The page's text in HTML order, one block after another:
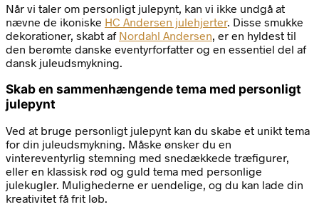
Når vi taler om personligt julepynt, kan vi ikke undgå at
nævne de ikoniske HC Andersen julehjerter. Disse smukke
dekorationer, skabt af Nordahl Andersen , er en hyldest til
den berømte danske eventyrforfatter og en essentiel del af
dansk juleudsmykning.
Skab en sammenhængende tema med personligt
julepynt
Ved at bruge personligt julepynt kan du skabe et unikt tema
for din juleudsmykning. Måske ønsker du en
vintereventyrlig stemning med snedækkede træfigurer,
eller en klassisk rød og guld tema med personlige
julekugler. Mulighederne er uendelige, og du kan lade din
kreativitet få frit løb.